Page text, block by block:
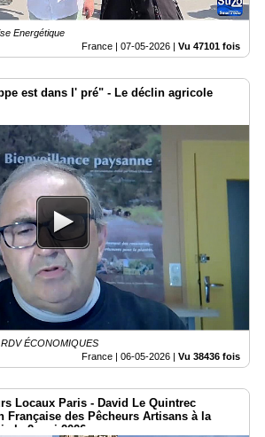
Energétique
France | 07-05-2026 Vu 47101 fois
est dans l' pré" - Le déclin agricole
ÉCONOMIQUES
France | 06-05-2026 | Vu 38436 fois
Locaux Paris - David Le Quintrec
Française des Pêcheurs Artisans à la
le 2 mai 2026